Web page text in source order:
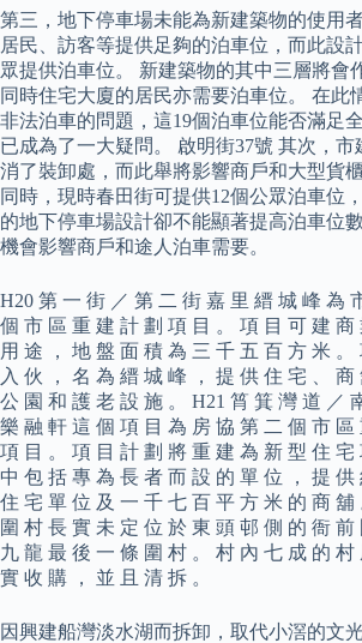
第三，地下停車場未能為新建築物的使用者
居民、訪客等提供足夠的泊車位，而此設
眾提供泊車位。 新建築物的其中三層將會
同時住宅大廈的居民亦需要泊車位。 在此
非法泊車的問題，這19個泊車位能否滿足
已成為了一大疑問。 啟明街37號 其次，市
消了裝卸處，而此舉將影響商戶和大型貨櫃
同時，現時春田街可提供12個公眾泊車位
的地下停車場設計卻不能顯著提高泊車位
機會影響商戶和途人泊車需要。
H20 第 一 街 ／ 第 二 街 嘉 里 縉 城 峰 為
個 市 區 重 建 計 劃 項 目 。 項 目 可 建 商
用 途 ， 地 盤 面 積 為 三 千 五 百 方 米 。
入 伙 ， 名 為 縉 城 峰 ， 提 供 住 宅 、 商
公 園 和 護 老 設 施 。 H21 筲 箕 灣 道 ／
樂 融 軒 這 個 項 目 為 房 協 第 二 個 市 區
項 目 。 項 目 計 劃 將 重 建 為 新 型 住 宅
中 包 括 專 為 長 者 而 設 的 單 位 ， 提 供
住 宅 單 位 及 一 千 七 百 平 方 米 的 商 舖
圍 村 長 實 未 定 位 於 東 頭 邨 側 的 衙 前
九 龍 最 後 一 條 圍 村 。 村 內 七 成 的 村
實 收 購 ， 並 且 清 拆 。
因興建船灣淡水湖而拆卸，取代小滘的文